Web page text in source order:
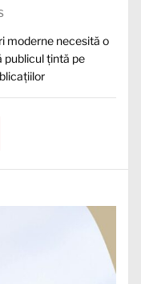
moderne necesită o
publicul țintă pe